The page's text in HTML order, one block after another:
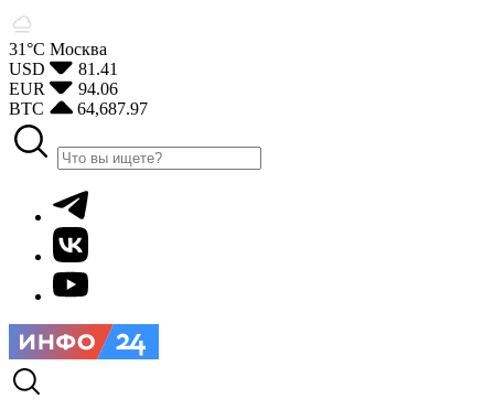
31°С Москва
USD
81.41
EUR
94.06
BTC
64,687.97